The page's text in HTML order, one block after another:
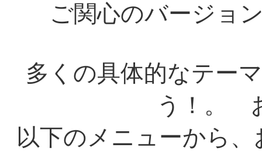
ご関心のバージョ
多くの具体的なテー
う！。
以下のメニューから